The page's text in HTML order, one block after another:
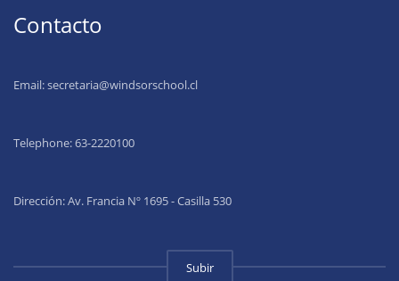
Contacto
Email:secretaria@windsorschool.cl
Telephone: 63-2220100
Dirección: Av. Francia Nº 1695 - Casilla 530
Subir